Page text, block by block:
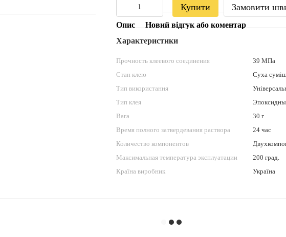
Купити Замовити
Опис
Новий відгук або коментар
Характеристики
Прочность клеевого соединения
39 МПа
Стан клею
Суха
Тип використання
Тип клея
Вага
30 г
Время полного затвердевания раствора
24 час
Количество компонентов
Максимальная температура эксплуатации
200 град.
Країна виробник
Україна